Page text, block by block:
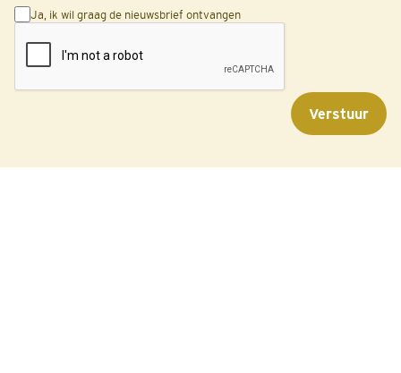
Ja, ik wil graag de nieuwsbrief ontvangen